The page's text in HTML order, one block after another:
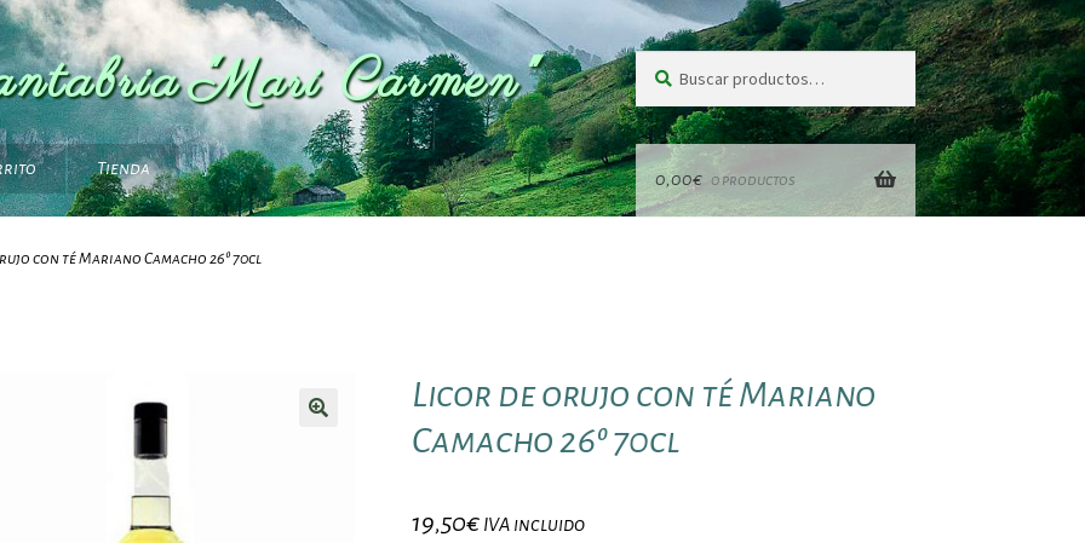
"Mari Carmen"
Buscar
por:
Buscar
Tienda
0,00€ 0 productos
con té Mariano Camacho 26º 70cl
Licor de orujo con té Mariano
Camacho 26º 70cl
19,50€ IVA incluido